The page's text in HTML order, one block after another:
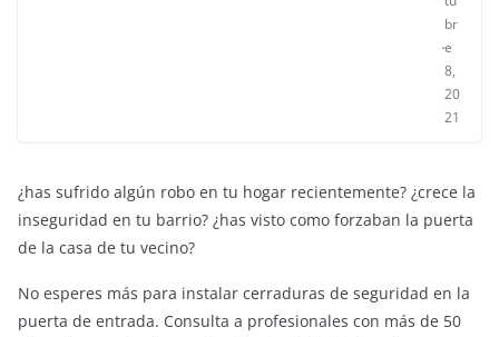
br
e
8,
20
21
¿has sufrido algún robo en tu hogar recientemente? ¿crece la
inseguridad en tu barrio? ¿has visto como forzaban la puerta
de la casa de tu vecino?
No esperes más para instalar cerraduras de seguridad en la
puerta de entrada. Consulta a profesionales con más de 50